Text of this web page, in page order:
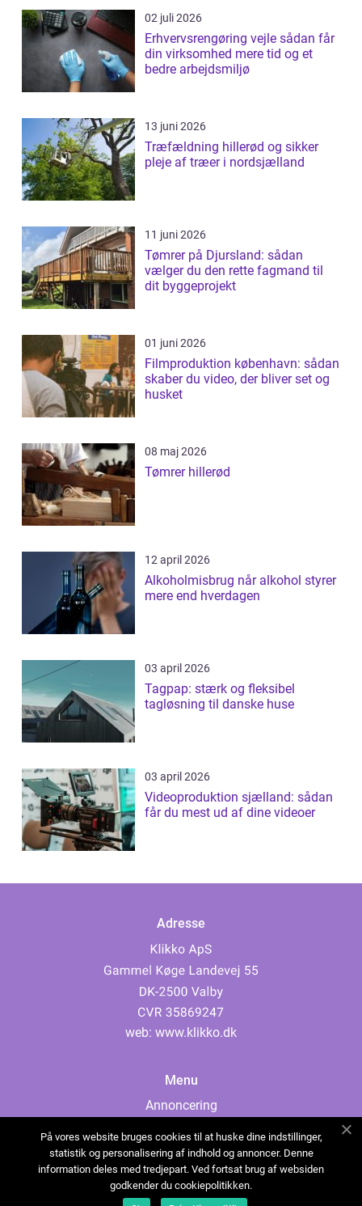
02 juli 2026
Erhvervsrengøring vejle sådan får
din virksomhed mere tid og et
bedre arbejdsmiljø
13 juni 2026
Træfældning hillerød og sikker
pleje af træer i nordsjælland
11 juni 2026
Tømrer på Djursland: sådan
vælger du den rette fagmand til
dit byggeprojekt
01 juni 2026
Filmproduktion københavn: sådan
skaber du video, der bliver set og
husket
08 maj 2026
Tømrer hillerød
12 april 2026
Alkoholmisbrug når alkohol styrer
mere end hverdagen
03 april 2026
Tagpap: stærk og fleksibel
tagløsning til danske huse
03 april 2026
Videoproduktion sjælland: sådan
får du mest ud af dine videoer
Adresse
web: www.klikko.dk
Menu
Annoncering
Cookies
Kontakt os
Sitemap
På vores website bruges cookies til at huske dine indstillinger,
statistik og personalisering af indhold og annoncer. Denne
information deles med tredjepart. Ved fortsat brug af websiden
godkender du cookiepolitikken.